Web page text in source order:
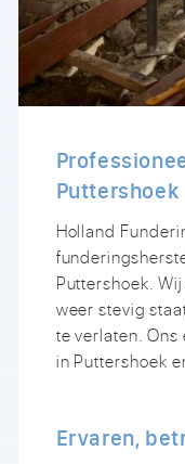
Puttershoek
Holland
Puttershoek.
weer stevig
te verlaten.
in Puttershoek
Ervaren,